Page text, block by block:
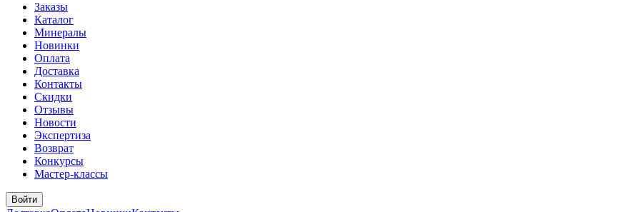
Заказы
Каталог
Минералы
Новинки
Оплата
Доставка
Контакты
Скидки
Отзывы
Новости
Экспертиза
Возврат
Конкурсы
Мастер-классы
Войти